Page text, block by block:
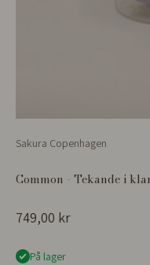
Sakura Copenhagen
Common - Tekande i
Salgspris
749,00 kr
På lager